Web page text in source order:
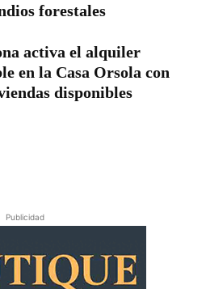
forestales
activa el alquiler
en la Casa Orsola con
disponibles
Publicidad